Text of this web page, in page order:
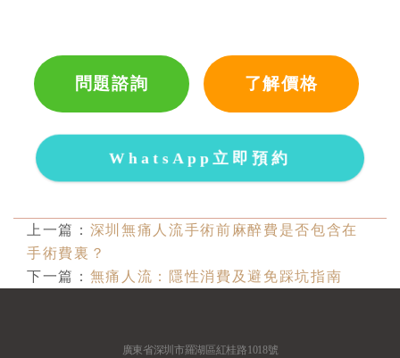
問題諮詢 了解價格
WhatsApp立即預約
上一篇： 深圳無痛人流手術前麻醉費是否包含在
手術費裏？
下一篇： 無痛人流：隱性消費及避免踩坑指南
廣東省深圳市羅湖區紅桂路1018號